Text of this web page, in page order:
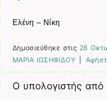
Ελένη – Νίκη
Δημοσιεύθηκε στις 28
ΜΑΡΙΑ ΙΩΣΗΦΙΔΟΥ
Ο υπολογιστής